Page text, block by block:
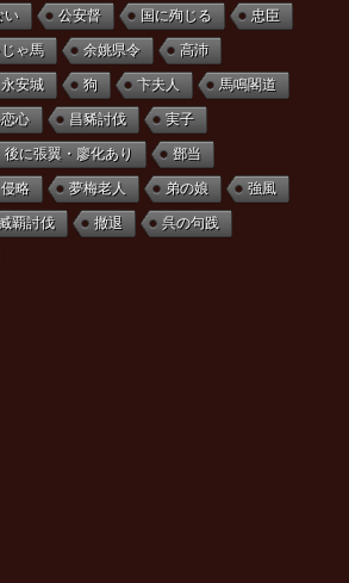
い 公安督 国に殉じる 忠臣
ゃ馬 余姚県令 高沛
永安城 狗 卞夫人 馬鳴閣道
心 昌豨討伐 実子
に張翼・廖化あり 鄧当
侵略 夢梅老人 弟の娘 強風
覇討伐 撤退 呉の句践